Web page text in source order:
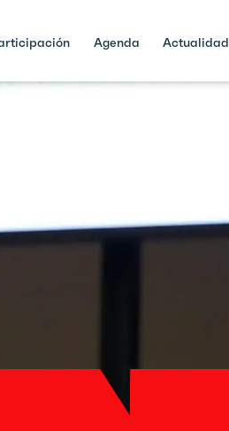
Agenda Actualidad